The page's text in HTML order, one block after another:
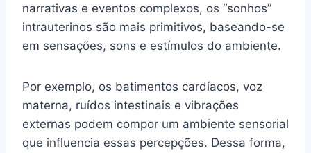
narrativas e eventos complexos, os “sonhos”
intrauterinos são mais primitivos, baseando-se
em sensações, sons e estímulos do ambiente.
Por exemplo, os batimentos cardíacos, voz
materna, ruídos intestinais e vibrações
externas podem compor um ambiente sensorial
que influencia essas percepções. Dessa forma,